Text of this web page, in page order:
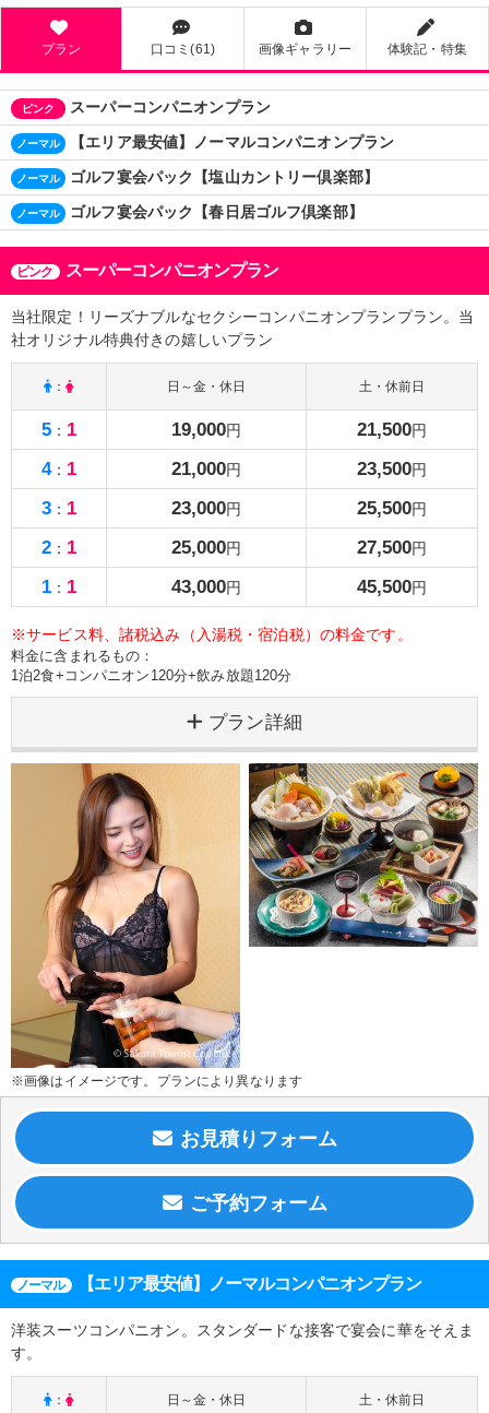
プラン 口コミ(61) 画像ギャラリー 体験記・特集
ピンク スーパーコンパニオンプラン
ノーマル 【エリア最安値】ノーマルコンパニオンプラン
ノーマル ゴルフ宴会パック【塩山カントリー倶楽部】
ノーマル ゴルフ宴会パック【春日居ゴルフ倶楽部】
ピンク スーパーコンパニオンプラン
当社限定！リーズナブルなセクシーコンパニオンプランプラン。当
社オリジナル特典付きの嬉しいプラン
： 日～金・休日 土・休前日
5： 1 19,000円 21,500円
4： 1 21,000円 23,500円
3： 1 23,000円 25,500円
2： 1 25,000円 27,500円
1： 1 43,000円 45,500円
※サービス料、諸税込み（入湯税・宿泊税）の料金です。
料金に含まれるもの：
1泊2食+コンパニオン120分+飲み放題120分
プラン詳細
※画像はイメージです。プランにより異なります
ノーマル 【エリア最安値】ノーマルコンパニオンプラン
洋装スーツコンパニオン。スタンダードな接客で宴会に華をそえま
す。
： 日～金・休日 土・休前日